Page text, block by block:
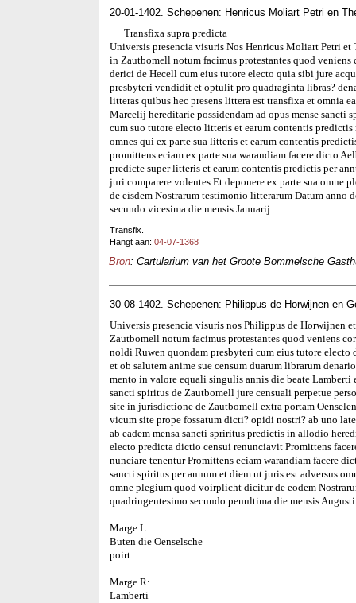
20-01-1402. Schepenen: Henricus Moliart Petri en
Transfixa supra predicta
Universis presencia visuris Nos Henricus Moliart Petri et
in Zautbomell notum facimus protestantes quod
derici de Hecell cum eius tutore electo quia sibi jure
presbyteri vendidit et optulit pro quadraginta libras?
litteras quibus hec presens littera est transfixa et omnia
Marcelij hereditarie possidendam ad opus mense sancti
cum suo tutore electo litteris et earum contentis
omnes qui ex parte sua litteris et earum contentis
promittens eciam ex parte sua warandiam facere dicto
predicte super litteris et earum contentis predictis per
juri comparere volentes Et deponere ex parte sua
de eisdem Nostrarum testimonio litterarum Datum anno
secundo vicesima die mensis Januarij
Transfix.
Hangt aan: 04-07-1368
Bron: Cartularium van het Groote Bommelsche
30-08-1402. Schepenen: Philippus de Horwijnen en
Universis presencia visuris nos Philippus de Horwijnen
Zautbomell notum facimus protestantes quod veniens
noldi Ruwen quondam presbyteri cum eius tutore
et ob salutem anime sue censum duarum librarum
mento in valore equali singulis annis die beate Lamberti
sancti spiritus de Zautbomell jure censuali perpetue
site in jurisdictione de Zautbomell extra portam
vicum site prope fossatum dicti? opidi nostri? ab uno
ab eadem mensa sancti spriritus predictis in allodio
electo predicta dictio censui renunciavit Promittens
nunciare tenentur Promittens eciam warandiam facere
sancti spiritus per annum et diem ut juris est adversus
omne plegium quod voirplicht dicitur de eodem
quadringentesimo secundo penultima die mensis Augusti
Marge L:
Buten die Oenselsche
poirt
Marge R:
Lamberti